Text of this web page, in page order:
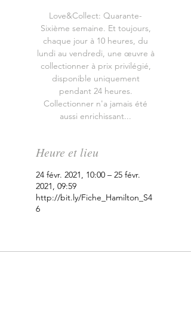
Love&Collect: Quarante-
Sixième semaine. Et toujours,
chaque jour à 10 heures, du
lundi au vendredi, une œuvre à
collectionner à prix privilégié,
disponible uniquement
pendant 24 heures.
Collectionner n'a jamais été
aussi enrichissant...
Heure et lieu
24 févr. 2021, 10:00 – 25 févr.
2021, 09:59
http://bit.ly/Fiche_Hamilton_S4
6